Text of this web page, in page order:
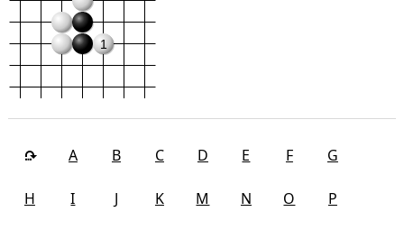
1
A B C D E F G
H I J K M N O P